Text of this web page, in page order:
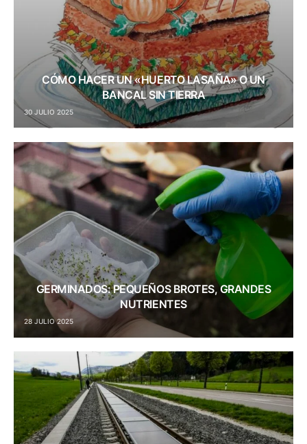
CÓMO HACER UN «HUERTO LASAÑA» O UN
BANCAL SIN TIERRA
30 JULIO 2025
GERMINADOS: PEQUEÑOS BROTES, GRANDES
NUTRIENTES
28 JULIO 2025